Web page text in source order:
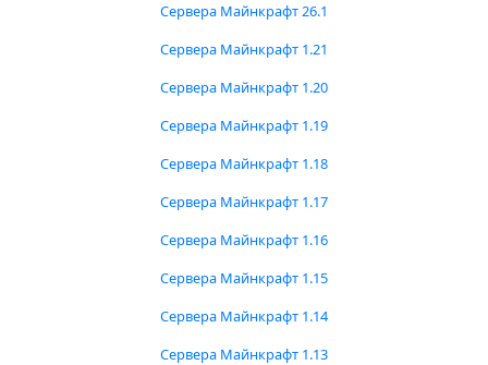
Сервера Майнкрафт 26.1
Сервера Майнкрафт 1.21
Сервера Майнкрафт 1.20
Сервера Майнкрафт 1.19
Сервера Майнкрафт 1.18
Сервера Майнкрафт 1.17
Сервера Майнкрафт 1.16
Сервера Майнкрафт 1.15
Сервера Майнкрафт 1.14
Сервера Майнкрафт 1.13